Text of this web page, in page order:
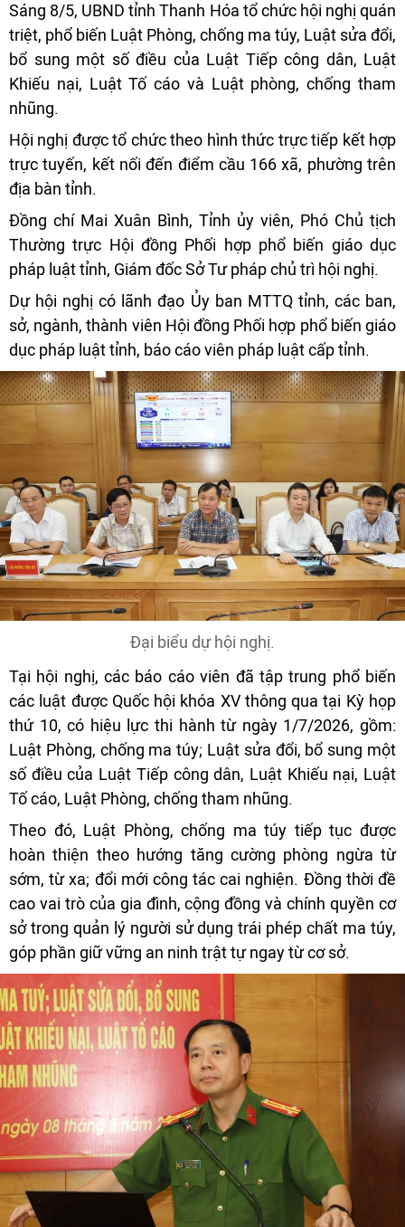
Sáng 8/5, UBND tỉnh Thanh Hóa tổ chức hội nghị quán
triệt, phổ biến Luật Phòng, chống ma túy, Luật sửa đổi,
bổ sung một số điều của Luật Tiếp công dân, Luật
Khiếu nại, Luật Tố cáo và Luật phòng, chống tham
nhũng.
Hội nghị được tổ chức theo hình thức trực tiếp kết hợp
trực tuyến, kết nối đến điểm cầu 166 xã, phường trên
địa bàn tỉnh.
Đồng chí Mai Xuân Bình, Tỉnh ủy viên, Phó Chủ tịch
Thường trực Hội đồng Phối hợp phổ biến giáo dục
pháp luật tỉnh, Giám đốc Sở Tư pháp chủ trì hội nghị.
Dự hội nghị có lãnh đạo Ủy ban MTTQ tỉnh, các ban,
sở, ngành, thành viên Hội đồng Phối hợp phổ biến giáo
dục pháp luật tỉnh, báo cáo viên pháp luật cấp tỉnh.
Đại biểu dự hội nghị.
Tại hội nghị, các báo cáo viên đã tập trung phổ biến
các luật được Quốc hội khóa XV thông qua tại Kỳ họp
thứ 10, có hiệu lực thi hành từ ngày 1/7/2026, gồm:
Luật Phòng, chống ma túy; Luật sửa đổi, bổ sung một
số điều của Luật Tiếp công dân, Luật Khiếu nại, Luật
Tố cáo, Luật Phòng, chống tham nhũng.
Theo đó, Luật Phòng, chống ma túy tiếp tục được
hoàn thiện theo hướng tăng cường phòng ngừa từ
sớm, từ xa; đổi mới công tác cai nghiện. Đồng thời đề
cao vai trò của gia đình, cộng đồng và chính quyền cơ
sở trong quản lý người sử dụng trái phép chất ma túy,
góp phần giữ vững an ninh trật tự ngay từ cơ sở.